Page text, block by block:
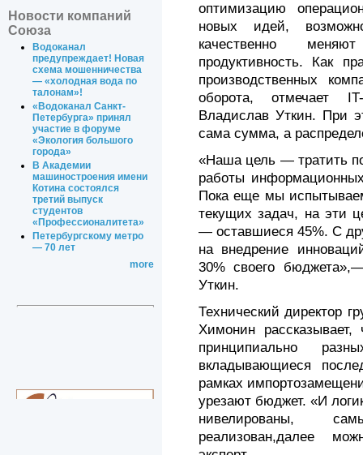
Новости компаний
Союза
Водоканал
предупреждает! Новая
схема мошенничества
— «холодная вода по
талонам»!
«Водоканал Санкт-
Петербурга» принял
участие в форуме
«Экология большого
города»
В Академии
машиностроения имени
Котина состоялся
третий выпуск
студентов
«Профессионалитета»
Петербургскому метро
— 70 лет
more
оптимизацию
новых идей,
качественно
продуктивность. Как
производственных
оборота, отмечает
Владислав Уткин. При
сама сумма, а
«Наша цель — тратить
работы
Пока еще мы
текущих задач, на эти
— оставшиеся 45%. С
на внедрение
30% своего
Уткин.
Технический директор
Химонин
принципиально
вкладывающиеся
рамках
урезают бюджет. «И
нивелированы,
реализован,далее